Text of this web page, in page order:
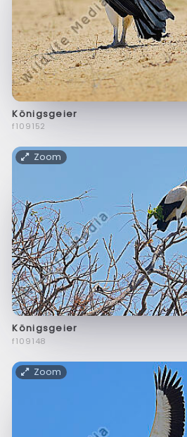
Königsgeier
f109152
Zoom
Königsgeier
f109148
Zoom